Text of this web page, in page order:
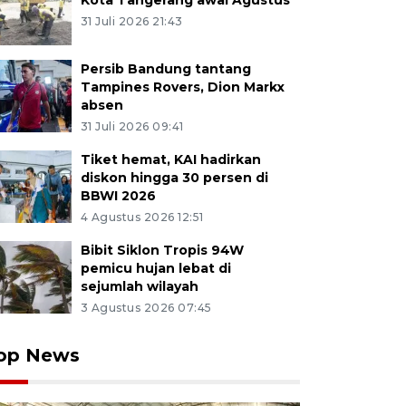
31 Juli 2026 21:43
Persib Bandung tantang
Tampines Rovers, Dion Markx
absen
31 Juli 2026 09:41
Tiket hemat, KAI hadirkan
diskon hingga 30 persen di
BBWI 2026
4 Agustus 2026 12:51
Bibit Siklon Tropis 94W
pemicu hujan lebat di
sejumlah wilayah
3 Agustus 2026 07:45
News